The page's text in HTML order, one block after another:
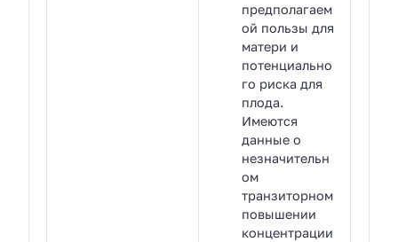
предполагаем
ой пользы для
матери и
потенциально
го риска для
плода.
Имеются
данные о
незначительн
ом
транзиторном
повышении
концентрации